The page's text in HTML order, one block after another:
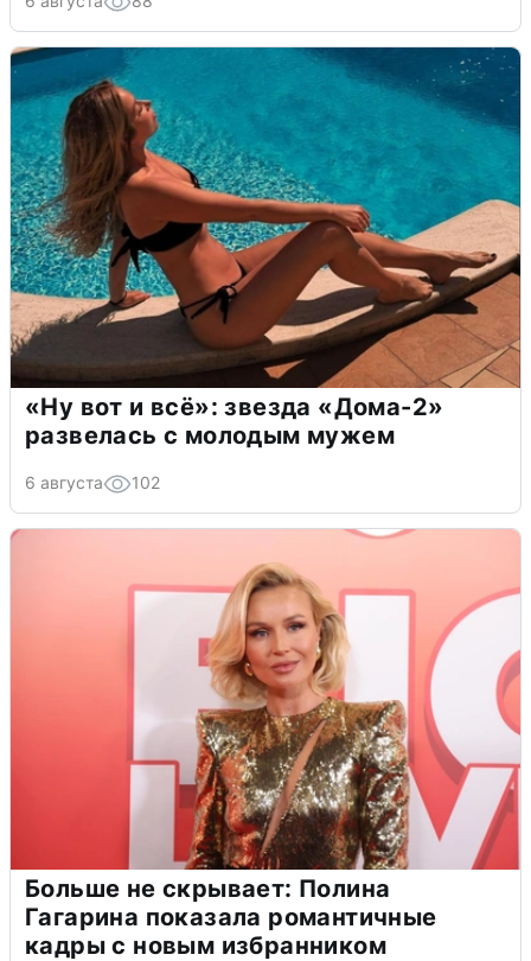
«Ну вот и всё»: звезда «Дома-2»
развелась с молодым мужем
6 августа 102
Больше не скрывает: Полина
Гагарина показала романтичные
кадры с новым избранником